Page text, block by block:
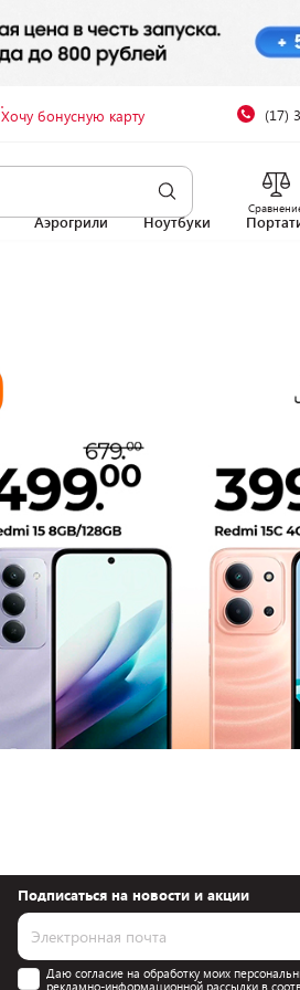
Хочу бонусную карту (17)
Аэрогрили Ноутбуки
Подписаться на новости и акции
Даю согласие на обработку моих
рекламно-информационной рассылки в